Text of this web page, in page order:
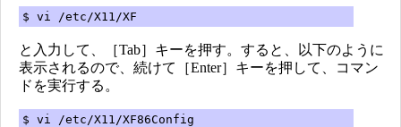
$ vi /etc/X11/XF
と入力して、［Tab］キーを押す。すると、以下のように
表示されるので、続けて［Enter］キーを押して、コマン
ドを実行する。
$ vi /etc/X11/XF86Config